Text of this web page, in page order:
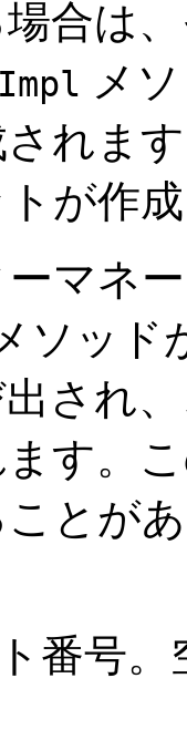
合は
メ
れま
が作
マネ
ソッド
され
す。
とが
番号